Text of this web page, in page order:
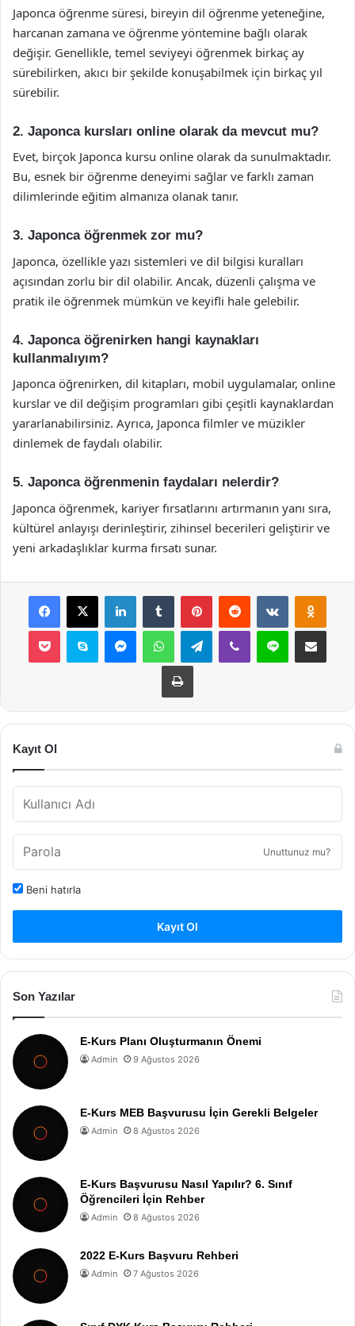
Japonca öğrenme süresi, bireyin dil öğrenme yeteneğine,
harcanan zamana ve öğrenme yöntemine bağlı olarak
değişir. Genellikle, temel seviyeyi öğrenmek birkaç ay
sürebilirken, akıcı bir şekilde konuşabilmek için birkaç yıl
sürebilir.
2. Japonca kursları online olarak da mevcut mu?
Evet, birçok Japonca kursu online olarak da sunulmaktadır.
Bu, esnek bir öğrenme deneyimi sağlar ve farklı zaman
dilimlerinde eğitim almanıza olanak tanır.
3. Japonca öğrenmek zor mu?
Japonca, özellikle yazı sistemleri ve dil bilgisi kuralları
açısından zorlu bir dil olabilir. Ancak, düzenli çalışma ve
pratik ile öğrenmek mümkün ve keyifli hale gelebilir.
4. Japonca öğrenirken hangi kaynakları
kullanmalıyım?
Japonca öğrenirken, dil kitapları, mobil uygulamalar, online
kurslar ve dil değişim programları gibi çeşitli kaynaklardan
yararlanabilirsiniz. Ayrıca, Japonca filmler ve müzikler
dinlemek de faydalı olabilir.
5. Japonca öğrenmenin faydaları nelerdir?
Japonca öğrenmek, kariyer fırsatlarını artırmanın yanı sıra,
kültürel anlayışı derinleştirir, zihinsel becerileri geliştirir ve
yeni arkadaşlıklar kurma fırsatı sunar.
Facebook
X LinkedInTumblr PinterestReddit VKontakte
Pocket Skype MessengerWhatsAppTelegramViber Line E-Posta ile
Yazdır
Kayıt Ol
Unuttunuz mu?
Beni hatırla
Kayıt Ol
Son Yazılar
E-Kurs Planı Oluşturmanın Önemi
Admin 9 Ağustos 2026
E-Kurs MEB Başvurusu İçin Gerekli Belgeler
Admin 8 Ağustos 2026
E-Kurs Başvurusu Nasıl Yapılır? 6. Sınıf
Öğrencileri İçin Rehber
Admin 8 Ağustos 2026
2022 E-Kurs Başvuru Rehberi
Admin 7 Ağustos 2026